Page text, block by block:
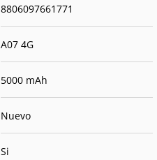
8806097661771
A07 4G
5000 mAh
Nuevo
Si